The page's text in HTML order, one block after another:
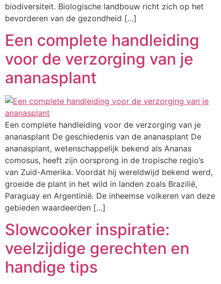
biodiversiteit. Biologische landbouw richt zich op het
bevorderen van de gezondheid […]
Een complete handleiding
voor de verzorging van je
ananasplant
Een complete handleiding voor de verzorging van je
ananasplant De geschiedenis van de ananasplant De
ananasplant, wetenschappelijk bekend als Ananas
comosus, heeft zijn oorsprong in de tropische regio’s
van Zuid-Amerika. Voordat hij wereldwijd bekend werd,
groeide de plant in het wild in landen zoals Brazilië,
Paraguay en Argentinië. De inheemse volkeren van deze
gebieden waardeerden […]
Slowcooker inspiratie:
veelzijdige gerechten en
handige tips